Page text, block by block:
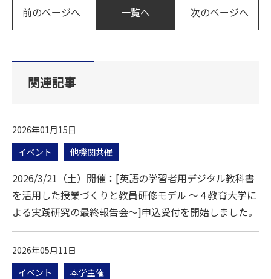
前のページへ 一覧へ 次のページへ
関連記事
2026年01月15日
イベント
他機関共催
2026/3/21（土）開催：[英語の学習者用デジタル教科書
を活用した授業づくりと教員研修モデル ～４教育大学に
よる実践研究の最終報告会～]申込受付を開始しました。
2026年05月11日
イベント
本学主催